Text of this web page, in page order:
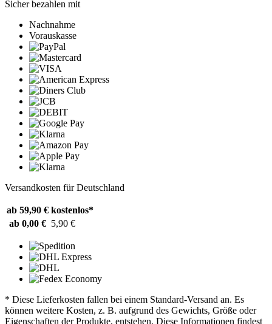
Sicher bezahlen mit
Nachnahme
Vorauskasse
Versandkosten für Deutschland
ab 59,90 € kostenlos*
ab 0,00 € 5,90 €
* Diese Lieferkosten fallen bei einem Standard-Versand an. Es
können weitere Kosten, z. B. aufgrund des Gewichts, Größe oder
Eigenschaften der Produkte, entstehen. Diese Informationen findest